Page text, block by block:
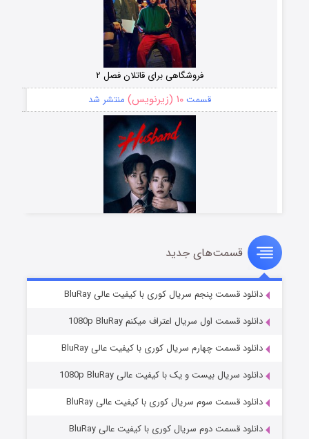
فروشگاهی برای قاتلان فصل ۲
قسمت۱۰ (زیرنویس) منتشر شد
قسمت۸ (زیرنویس) منتشر شد
عملیات آپارتمان
قسمت‌های جدید
دانلود قسمت پنجم سریال کوری با کیفیت عالی BluRay
دانلود قسمت اول سریال اعتراف میکنم 1080p BluRay
دانلود قسمت چهارم سریال کوری با کیفیت عالی BluRay
دانلود سریال بیست و یک با کیفیت عالی 1080p BluRay
دانلود قسمت سوم سریال کوری با کیفیت عالی BluRay
دانلود قسمت دوم سریال کوری با کیفیت عالی BluRay